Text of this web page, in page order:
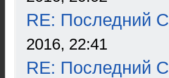
RE: Последний
2016, 22:41
RE: Последний